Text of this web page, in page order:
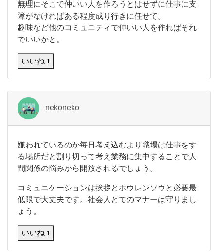
し
て
も
人
間
関
係
的
に
気
に
な
っ
て
し
ま
う。
い
人
間
関
を
作
ら
そ
れ
に
し
た
こ
と
無理にそこで仲いい人を作ろうとはせずに仕事に支
障がなければある程度成り行きに任せて。
趣味など他のコミュニティで仲いい人を作ればそれ
でいいかと。
いいね 1
nekoneko
嫌
わ
れ
て
る
の
か
日
考
嫌われているのか毎日考え込むより職場は仕事をす
る場所だと割り切って考え業務に集中することで人
間関係の悩みから開放されるでしょう。
コミュニケーションは挨拶とホウレンソウと必要最
低限で大丈夫です。社会人とてのマナーは守りまし
ょう。
いいね 1